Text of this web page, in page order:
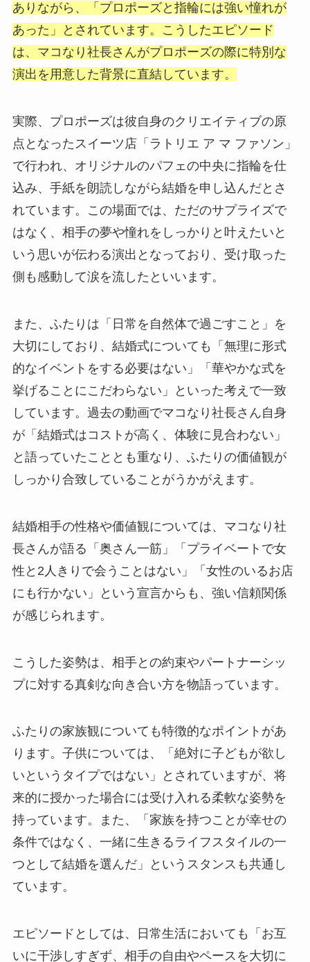
ありながら、「プロポーズと指輪には強い憧れが
あった」とされています。こうしたエピソード
は、マコなり社長さんがプロポーズの際に特別な
演出を用意した背景に直結しています。
実際、プロポーズは彼自身のクリエイティブの原
点となったスイーツ店「ラトリエ ア マ ファソン」
で行われ、オリジナルのパフェの中央に指輪を仕
込み、手紙を朗読しながら結婚を申し込んだとさ
れています。この場面では、ただのサプライズで
はなく、相手の夢や憧れをしっかりと叶えたいと
いう思いが伝わる演出となっており、受け取った
側も感動して涙を流したといいます。
また、ふたりは「日常を自然体で過ごすこと」を
大切にしており、結婚式についても「無理に形式
的なイベントをする必要はない」「華やかな式を
挙げることにこだわらない」といった考えで一致
しています。過去の動画でマコなり社長さん自身
が「結婚式はコストが高く、体験に見合わない」
と語っていたこととも重なり、ふたりの価値観が
しっかり合致していることがうかがえます。
結婚相手の性格や価値観については、マコなり社
長さんが語る「奥さん一筋」「プライベートで女
性と2人きりで会うことはない」「女性のいるお店
にも行かない」という宣言からも、強い信頼関係
が感じられます。
こうした姿勢は、相手との約束やパートナーシッ
プに対する真剣な向き合い方を物語っています。
ふたりの家族観についても特徴的なポイントがあ
ります。子供については、「絶対に子どもが欲し
いというタイプではない」とされていますが、将
来的に授かった場合には受け入れる柔軟な姿勢を
持っています。また、「家族を持つことが幸せの
条件ではなく、一緒に生きるライフスタイルの一
つとして結婚を選んだ」というスタンスも共通し
ています。
エピソードとしては、日常生活においても「お互
いに干渉しすぎず、相手の自由やペースを大切に